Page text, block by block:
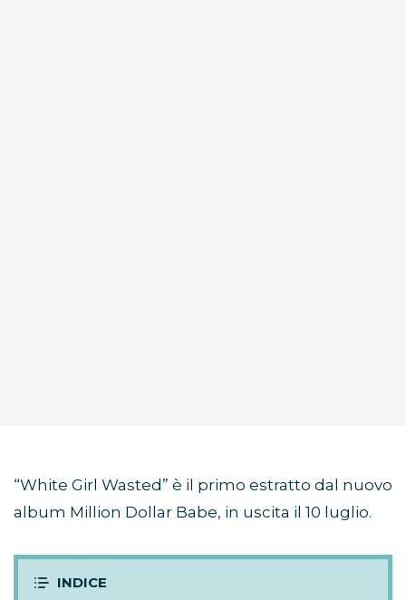
“White Girl Wasted” è il primo estratto dal nuovo
album Million Dollar Babe, in uscita il 10 luglio.